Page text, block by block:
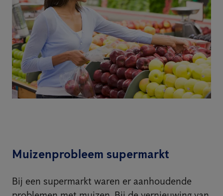
Muizenprobleem supermarkt
Bij een supermarkt waren er aanhoudende